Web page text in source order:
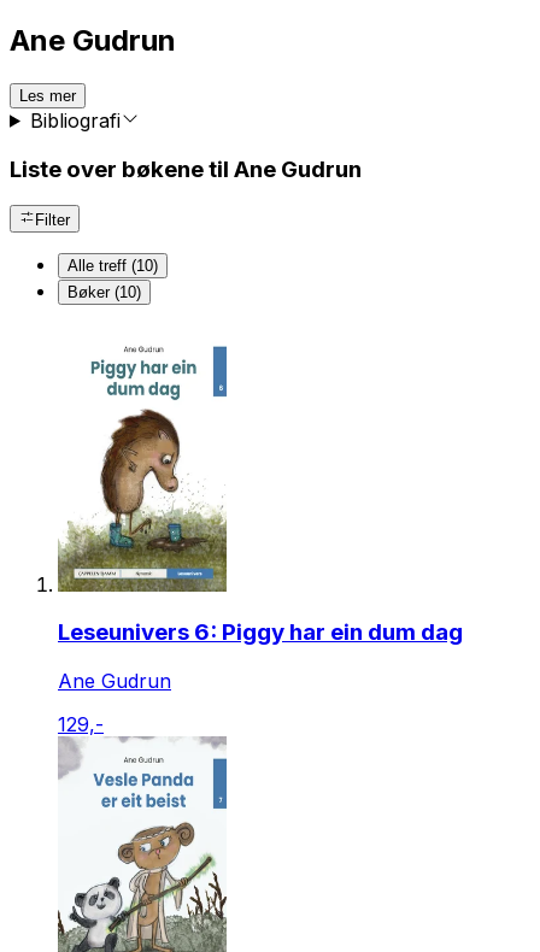
Ane Gudrun
Les mer
Bibliografi
Liste over bøkene til Ane Gudrun
Filter
Alle treff (10)
Bøker (10)
Leseunivers 6: Piggy har ein dum dag
Ane Gudrun
129,-